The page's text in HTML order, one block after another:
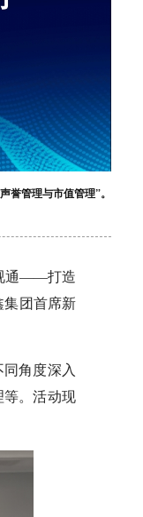
管理与市值管理”。
通——打造
集团首席新
角度深入
等。活动现